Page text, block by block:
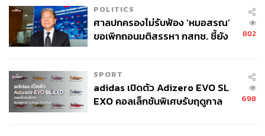
POLITICS
ศาลปกครองไม่รับฟ้อง ‘หมอสรณ’
ขอเพิกถอนมติสรรหา กสทช. ชี้ยัง
802
SPORT
adidas เปิดตัว Adizero EVO SL
EXO คอลเล็กชันพิเศษรับฤดูกาล
698